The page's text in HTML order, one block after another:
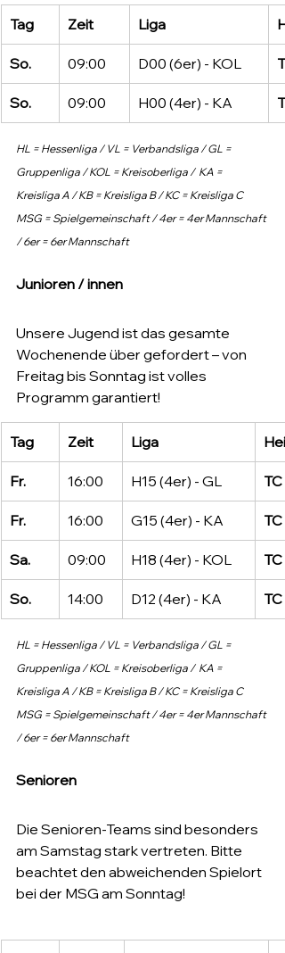
Tag Zeit Liga
So. 09:00 D00 (6er) - KOL
So. 09:00 H00 (4er) - KA
HL = Hessenliga / VL = Verbandsliga / GL =
Gruppenliga / KOL = Kreisoberliga /  KA =
Kreisliga A / KB = Kreisliga B / KC = Kreisliga C
MSG = Spielgemeinschaft / 4er = 4er Mannschaft
/ 6er = 6er Mannschaft
Junioren / innen
Unsere Jugend ist das gesamte
Wochenende über gefordert – von
Freitag bis Sonntag ist volles
Programm garantiert!
Tag Zeit Liga
Fr. 16:00 H15 (4er) - GL
Fr. 16:00 G15 (4er) - KA
Sa. 09:00 H18 (4er) - KOL
So. 14:00 D12 (4er) - KA
HL = Hessenliga / VL = Verbandsliga / GL =
Gruppenliga / KOL = Kreisoberliga /  KA =
Kreisliga A / KB = Kreisliga B / KC = Kreisliga C
MSG = Spielgemeinschaft / 4er = 4er Mannschaft
/ 6er = 6er Mannschaft
Senioren
Die Senioren-Teams sind besonders
am Samstag stark vertreten. Bitte
beachtet den abweichenden Spielort
bei der MSG am Sonntag!